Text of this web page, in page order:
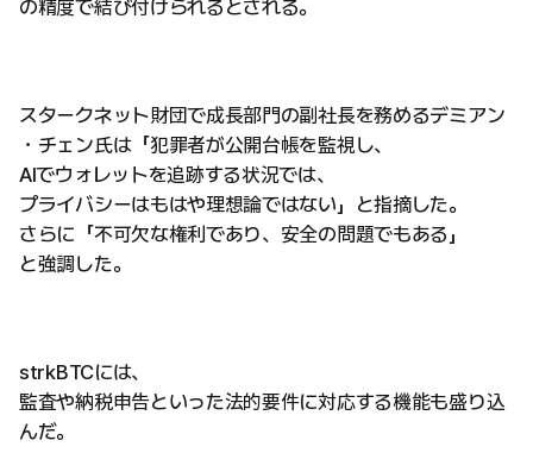
の精度で結び付けられるとされる。
スタークネット財団で成長部門の副社長を務めるデミアン
・チェン氏は「犯罪者が公開台帳を監視し、
AIでウォレットを追跡する状況では、
プライバシーはもはや理想論ではない」と指摘した。
さらに「不可欠な権利であり、安全の問題でもある」
と強調した。
strkBTCには、
監査や納税申告といった法的要件に対応する機能も盛り込
んだ。